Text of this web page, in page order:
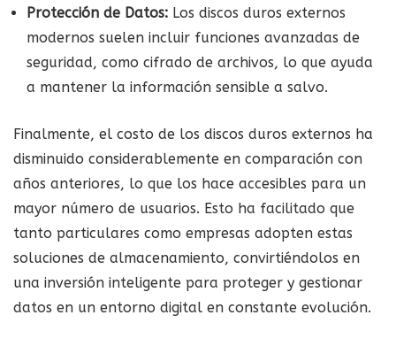
Protección de Datos: Los discos duros externos
modernos suelen incluir funciones avanzadas de
seguridad, como cifrado de archivos, lo que ayuda
a mantener la información sensible a salvo.
Finalmente, el costo de los discos duros externos ha
disminuido considerablemente en comparación con
años anteriores, lo que los hace accesibles para un
mayor número de usuarios. Esto ha facilitado que
tanto particulares como empresas adopten estas
soluciones de almacenamiento, convirtiéndolos en
una inversión inteligente para proteger y gestionar
datos en un entorno digital en constante evolución.